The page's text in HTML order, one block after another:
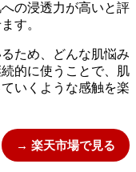
の浸透力が高いと評
す。
ため、どんな肌悩み
的に使うことで、肌
いくような感触を楽
→ 楽天市場で見る